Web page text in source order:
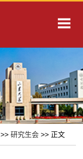
>>研究生会 >> 正文